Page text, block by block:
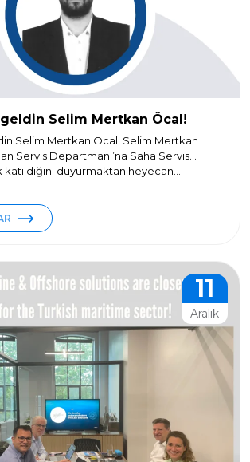
Selim Mertkan Öcal!
Selim Mertkan Öcal! Selim Mertkan
Servis Departmanı’na Saha Servis
duyurmaktan heyecan...
11
Aralık